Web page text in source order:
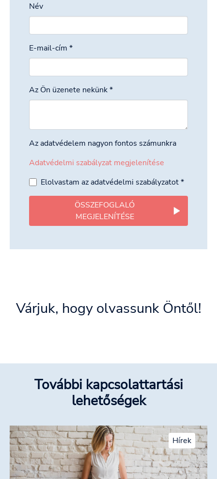
Név
E-mail-cím *
Az Ön üzenete nekünk*
Az adatvédelem nagyon fontos számunkra
Adatvédelmi szabályzat megjelenítése
Elolvastam az adatvédelmi szabályzatot*
ÖSSZEFOGLALÓ
MEGJELENÍTÉSE
Várjuk, hogy olvassunk Öntől!
További kapcsolattartási
lehetőségek
Hírek